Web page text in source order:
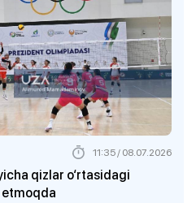
qizlar o‘rtasidagi
11:35 / 08.07.2026